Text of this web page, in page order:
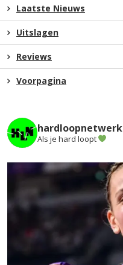
Laatste Nieuws
Uitslagen
Reviews
Voorpagina
hardloopnetwerk
Als je hard loopt